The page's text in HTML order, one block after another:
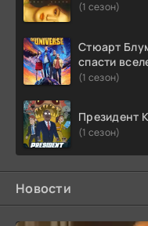
(1 сезон)
Стюарт
спасти
(1 сезон)
Президент
(1 сезон)
Новости